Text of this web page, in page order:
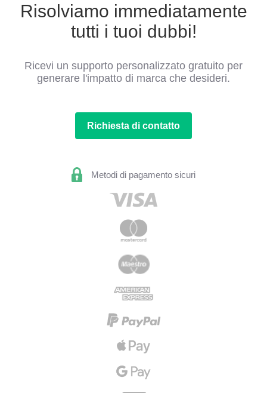
Risolviamo immediatamente
tutti i tuoi dubbi!
Ricevi un supporto personalizzato gratuito per
generare l'impatto di marca che desideri.
Richiesta di contatto
Metodi di pagamento sicuri